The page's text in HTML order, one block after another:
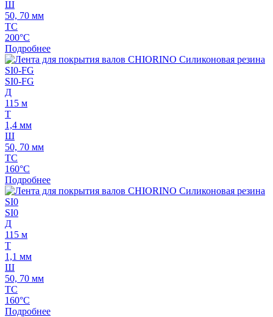
Ш
50, 70 мм
ТС
200°C
Подробнее
SI0-FG
Д
115 м
Т
1,4 мм
Ш
50, 70 мм
ТС
160°C
Подробнее
SI0
Д
115 м
Т
1,1 мм
Ш
50, 70 мм
ТС
160°C
Подробнее